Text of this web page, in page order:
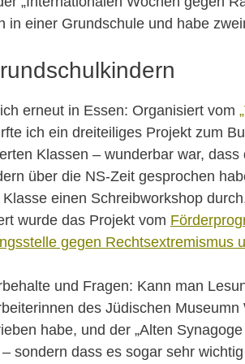
in einer Grundschule und habe
erneut in Essen: Organisiert vom
ich ein dreiteiliges Projekt zum
Klassen – wunderbar war,
über die NS-Zeit gesprochen
einen Schreibworkshop
wurde das Projekt vom
gegen Rechtsextremismus
und Fragen: Kann man
des Jüdischen
habe, und der „Alten
sondern dass es sogar sehr